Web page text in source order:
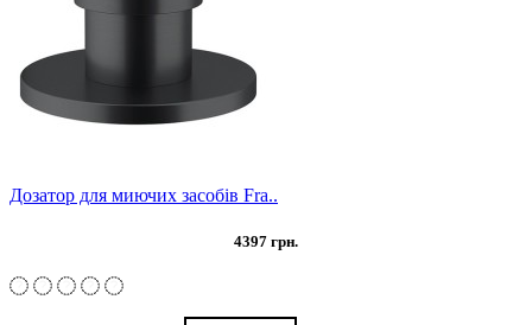
Дозатор для миючих засобів Fra..
4397 грн.